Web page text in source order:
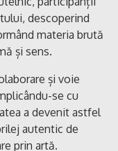
descoperind
materia brută
și sens.
și voie
se cu
a devenit astfel
autentic de
prin artă.